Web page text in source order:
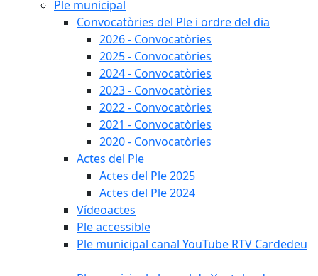
Ple municipal
Convocatòries del Ple i ordre del dia
2026 - Convocatòries
2025 - Convocatòries
2024 - Convocatòries
2023 - Convocatòries
2022 - Convocatòries
2021 - Convocatòries
2020 - Convocatòries
Actes del Ple
Actes del Ple 2025
Actes del Ple 2024
Vídeoactes
Ple accessible
Ple municipal canal YouTube RTV Cardedeu